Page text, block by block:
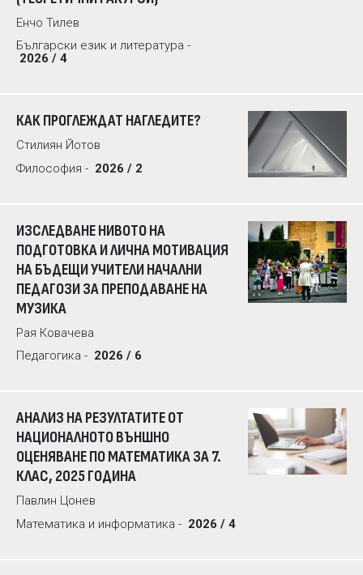
Енчо Тилев
Български език и литература -
2026 / 4
КАК ПРОГЛЕЖДАТ НАГЛЕДИТЕ?
Стилиян Йотов
Философия - 2026 / 2
ИЗСЛЕДВАНЕ НИВОТО НА
ПОДГОТОВКА И ЛИЧНА МОТИВАЦИЯ
НА БЪДЕЩИ УЧИТЕЛИ НАЧАЛНИ
ПЕДАГОЗИ ЗА ПРЕПОДАВАНЕ НА
МУЗИКА
Рая Ковачева
Педагогика - 2026 / 6
АНАЛИЗ НА РЕЗУЛТАТИТЕ ОТ
НАЦИОНАЛНОТО ВЪНШНО
ОЦЕНЯВАНЕ ПО МАТЕМАТИКА ЗА 7.
КЛАС, 2025 ГОДИНА
Павлин Цонев
Математика и информатика - 2026 / 4